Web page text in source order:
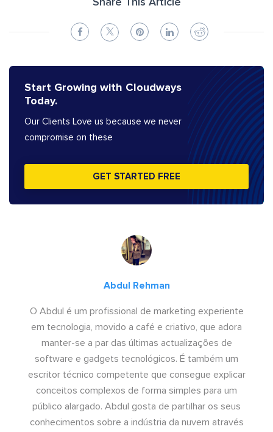
Share This Article
Start Growing with Cloudways
Today.
Our Clients Love us because we never
compromise on these
GET STARTED FREE
Abdul Rehman
O Abdul é um profissional de marketing experiente
em tecnologia, movido a café e criativo, que adora
manter-se a par das últimas actualizações de
software e gadgets tecnológicos. É também um
escritor técnico competente que consegue explicar
conceitos complexos de forma simples para um
público alargado. Abdul gosta de partilhar os seus
conhecimentos sobre a indústria da nuvem através